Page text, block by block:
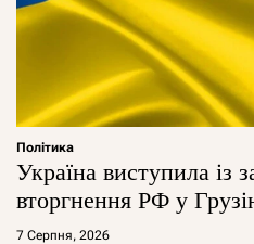
Політика
Україна виступила із
вторгнення РФ у
7 Серпня, 2026